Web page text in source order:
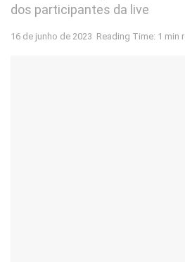
dos participantes da live
16 de junho de 2023 Reading Time: 1 min